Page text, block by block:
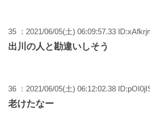
35 ：2021/06/05(土) 06:09:57.33
出川の人と勘違いしそう
36 ：2021/06/05(土) 06:12:02.38
老けたなー